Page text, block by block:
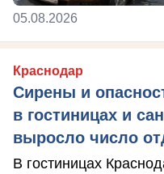
05.08.2026
Краснодар
Сирены и
в гостиницах и
выросло число
В гостиницах